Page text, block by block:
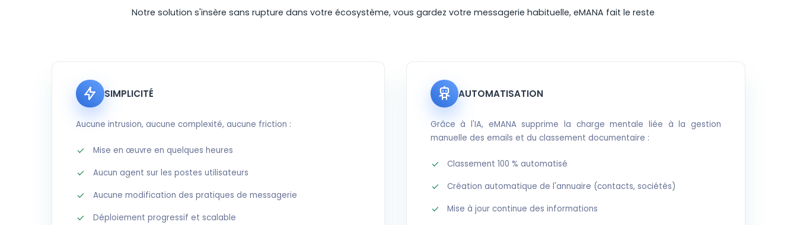
Notre solution s'insère sans rupture dans votre écosystème, vous gardez votre messagerie habituelle, eMANA fait le reste
SIMPLICITÉ
Aucune intrusion, aucune complexité, aucune friction :
Mise en œuvre en quelques heures
Aucun agent sur les postes utilisateurs
Aucune modification des pratiques de messagerie
Déploiement progressif et scalable
AUTOMATISATION
Grâce à l'IA, eMANA supprime la charge mentale liée à la gestion
manuelle des emails et du classement documentaire :
Classement 100 % automatisé
Création automatique de l'annuaire (contacts, sociétés)
Mise à jour continue des informations